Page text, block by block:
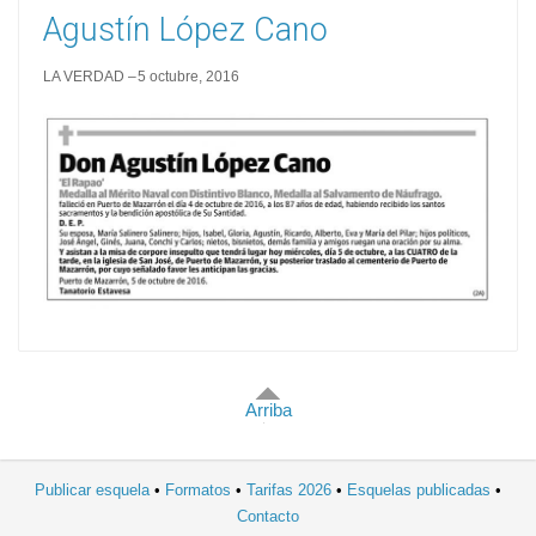
Agustín López Cano
LA VERDAD 5 octubre, 2016
Arriba
Publicar esquela Formatos Tarifas 2026
Esquelas publicadas
Contacto